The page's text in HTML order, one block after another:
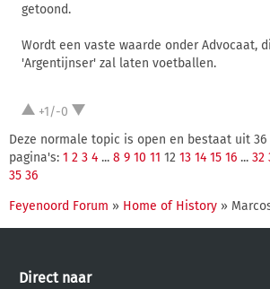
getoond.
Wordt een vaste waarde onder Advocaat,
'Argentijnser' zal laten voetballen.
+1/-0
Deze normale topic is open en bestaat uit 36
pagina's: 1 2 3 4 ... 8 9 10 11 12 13 14 15 16 ... 32
35 36
Feyenoord Forum » Home of History »
Direct naar